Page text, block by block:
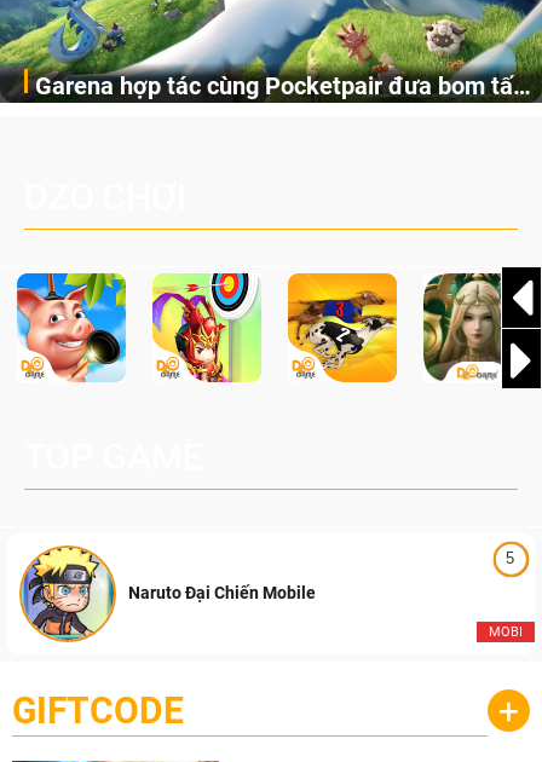
Garena hợp tác cùng Pocketpair đưa bom tấn
5
MOBI
Naruto Đại Chiến Mobile
GIFTCODE +